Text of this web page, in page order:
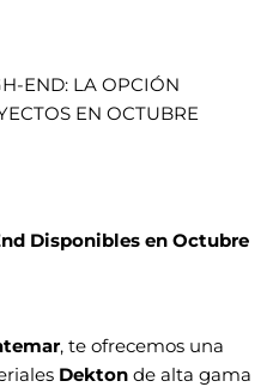
END: LA OPCIÓN
EN OCTUBRE
Disponibles en Octubre
, te ofrecemos una
Dekton de alta gama